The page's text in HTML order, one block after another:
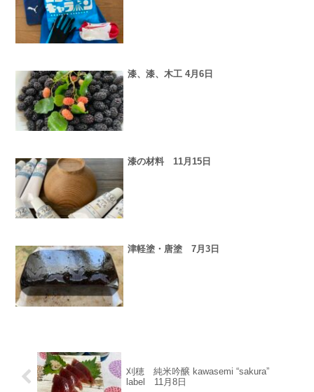
漆、漆、木工 4月6日
漆の材料 11月15日
津軽塗・唐塗 7月3日
刈穂 純米吟醸 kawasemi “sakura”
label 11月8日